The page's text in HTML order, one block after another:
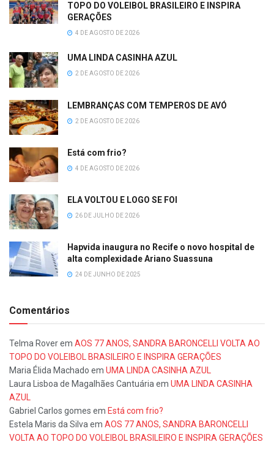
TOPO DO VOLEIBOL BRASILEIRO E INSPIRA
GERAÇÕES
4 DE AGOSTO DE 2026
UMA LINDA CASINHA AZUL
2 DE AGOSTO DE 2026
LEMBRANÇAS COM TEMPEROS DE AVÓ
2 DE AGOSTO DE 2026
Está com frio?
4 DE AGOSTO DE 2026
ELA VOLTOU E LOGO SE FOI
26 DE JULHO DE 2026
Hapvida inaugura no Recife o novo hospital de
alta complexidade Ariano Suassuna
24 DE JUNHO DE 2025
Comentários
Telma Roverem AOS 77 ANOS, SANDRA BARONCELLI VOLTA AO
TOPO DO VOLEIBOL BRASILEIRO E INSPIRA GERAÇÕES
Maria Élida Machado em UMA LINDA CASINHA AZUL
Laura Lisboa de Magalhães Cantuáriaem UMA LINDA CASINHA
AZUL
Gabriel Carlos gomes em Está com frio?
Estela Maris da Silvaem AOS 77 ANOS, SANDRA BARONCELLI
VOLTA AO TOPO DO VOLEIBOL BRASILEIRO E INSPIRA GERAÇÕES